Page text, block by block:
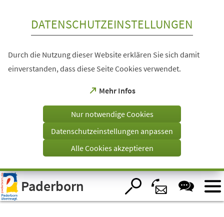
Visuelle
Assistenzsoftware
öffnen.
DATENSCHUTZEINSTELLUNGEN
Durch die Nutzung dieser Website erklären Sie sich damit
einverstanden, dass diese Seite Cookies verwendet.
Mehr Infos
(Öffnet
einem
Tab)
Nur notwendige Cookies
Datenschutzeinstellungen anpassen
Alle Cookies akzeptieren
Paderborn